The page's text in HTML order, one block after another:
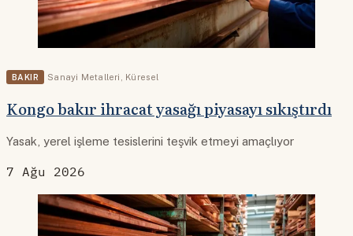
BAKIR Sanayi Metalleri Küresel
Kongo bakır ihracat yasağı piyasayı sıkıştırdı
Yasak, yerel işleme tesislerini teşvik etmeyi amaçlıyor
7 Ağu 2026